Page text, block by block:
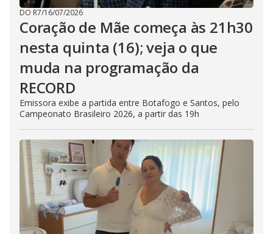
DO R7/16/07/2026
Coração de Mãe começa às 21h30
nesta quinta (16); veja o que
muda na programação da
RECORD
Emissora exibe a partida entre Botafogo e Santos, pelo
Campeonato Brasileiro 2026, a partir das 19h